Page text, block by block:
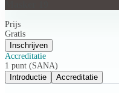
Prijs
Gratis
Inschrijven
Accreditatie
1 punt (SANA)
Introductie
Accreditatie